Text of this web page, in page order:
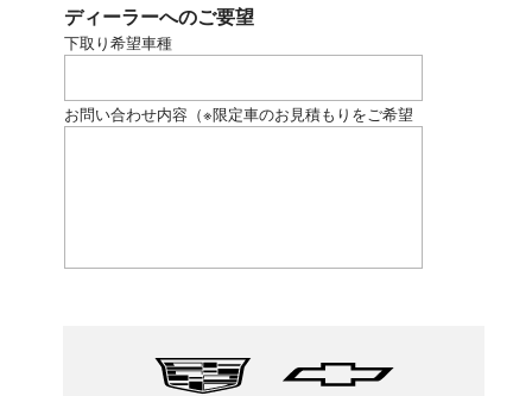
ディーラーへのご要望
下取り希望車種
お問い合わせ内容 （※限定車のお見積もりをご希望